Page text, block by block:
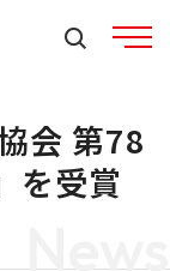
News
会 第78
を受賞